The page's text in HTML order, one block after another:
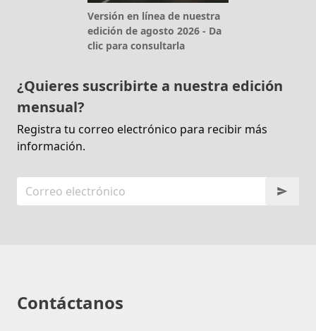
Versión en línea de nuestra
edición de agosto 2026 - Da
clic para consultarla
¿Quieres suscribirte a nuestra edición
mensual?
Registra tu correo electrónico para recibir más
información.
Contáctanos